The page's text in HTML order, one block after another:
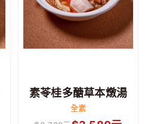
素苓桂多醣草本燉湯
全素